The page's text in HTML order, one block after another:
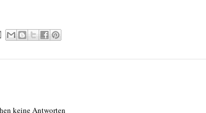
keine Antworten